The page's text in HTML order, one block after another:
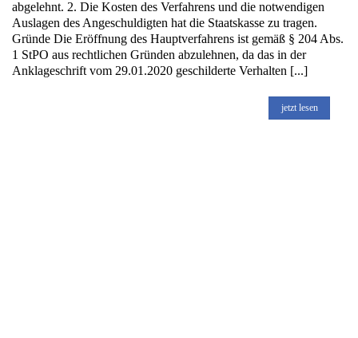
abgelehnt. 2. Die Kosten des Verfahrens und die notwendigen
Auslagen des Angeschuldigten hat die Staatskasse zu tragen.
Gründe Die Eröffnung des Hauptverfahrens ist gemäß § 204 Abs.
1 StPO aus rechtlichen Gründen abzulehnen, da das in der
Anklageschrift vom 29.01.2020 geschilderte Verhalten [...]
jetzt lesen